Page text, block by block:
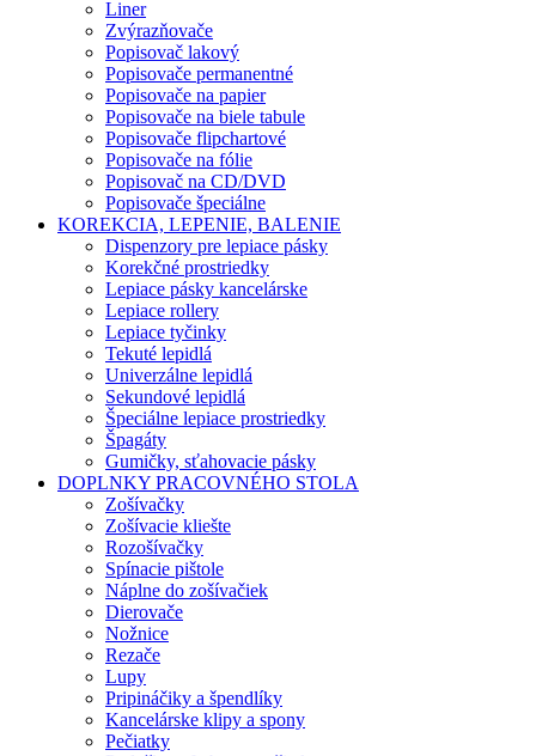
Liner
Zvýrazňovače
Popisovač lakový
Popisovače permanentné
Popisovače na papier
Popisovače na biele tabule
Popisovače flipchartové
Popisovače na fólie
Popisovač na CD/DVD
Popisovače špeciálne
KOREKCIA, LEPENIE, BALENIE
Dispenzory pre lepiace pásky
Korekčné prostriedky
Lepiace pásky kancelárske
Lepiace rollery
Lepiace tyčinky
Tekuté lepidlá
Univerzálne lepidlá
Sekundové lepidlá
Špeciálne lepiace prostriedky
Špagáty
Gumičky, sťahovacie pásky
DOPLNKY PRACOVNÉHO STOLA
Zošívačky
Zošívacie kliešte
Rozošívačky
Spínacie pištole
Náplne do zošívačiek
Dierovače
Nožnice
Rezače
Lupy
Pripináčiky a špendlíky
Kancelárske klipy a spony
Pečiatky